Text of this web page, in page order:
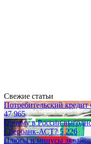
Свежие статьи
Потребительский
47 965
Почему в России
Сбербанк-АСТ?5 226
Плюсы и минусы